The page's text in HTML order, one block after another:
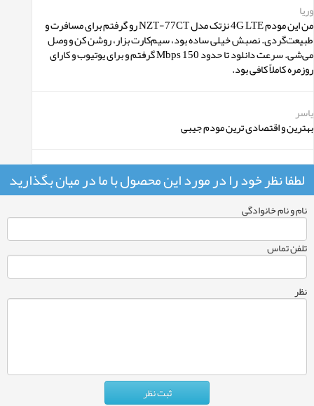
وریا
من این مودم 4G LTE نزتک مدل NZT-77CT رو گرفتم برای مسافرت و
طبیعت‌گردی. نصبش خیلی ساده بود، سیم‌کارت بزار، روشن کن و وصل
می‌شی. سرعت دانلود تا حدود 150 Mbps‌ گرفتم و برای یوتیوب و کارای
روزمره کاملاً کافی بود.
یاسر
بهترین و اقتصادی ترین مودم جیبی
لطفا نظر خود را در مورد این محصول با ما در میان بگذارید
نام و نام خانوادگی
تلفن تماس
نظر